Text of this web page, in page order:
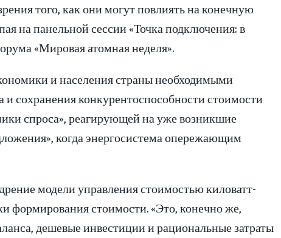
того, как они могут повлиять на конечную
на панельной сессии «Точка подключения: в
«Мировая атомная неделя».
и населения страны необходимыми
и сохранения конкурентоспособности стоимости
спроса», реагирующей на уже возникшие
когда энергосистема опережающим
модели управления стоимостью киловатт-
формирования стоимости. «Это, конечно же,
дешевые инвестиции и рациональные затраты